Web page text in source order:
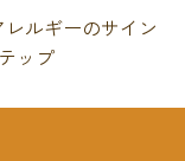
ルギーのサイン
ップ